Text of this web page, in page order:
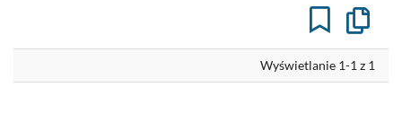
do
Wyświetlanie 1-1 z 1